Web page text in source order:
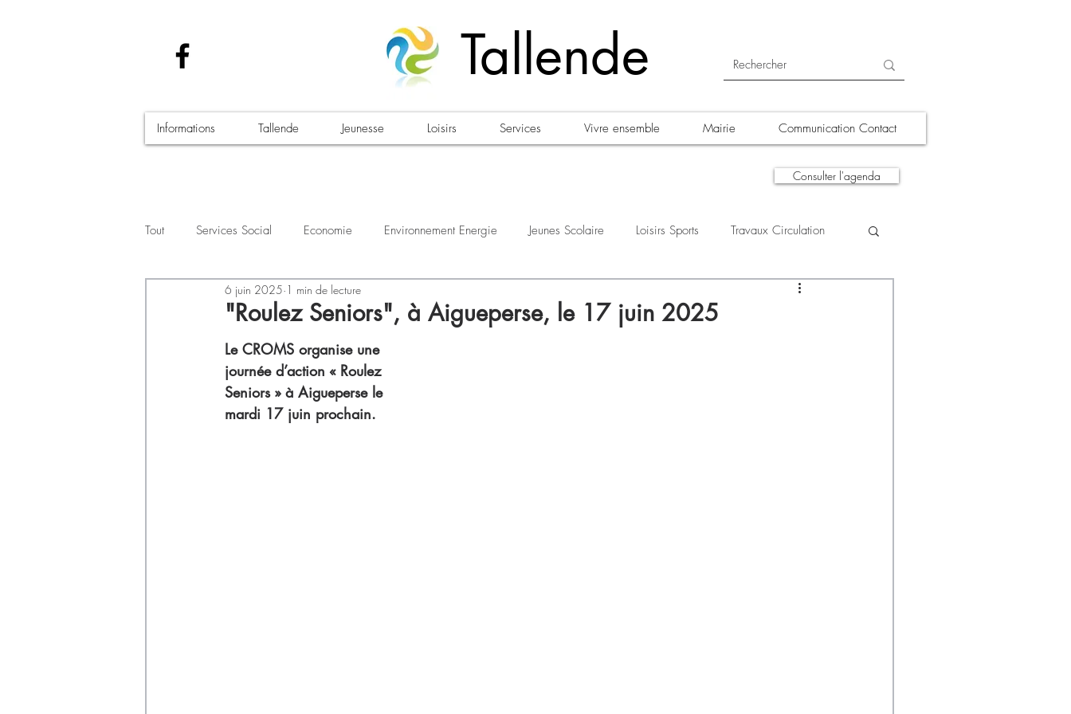
Tallende
Informations Tallende Jeunesse Loisirs Services Vivre ensemble Mairie Communication Contact
Consulter l'agenda
Tout Services Social Economie Environnement Energie Jeunes Scolaire Loisirs Sports Travaux Circulation
Santé - Covid-19 Culture Manifestations A la une
"Roulez Seniors", à Aigueperse, le 17 juin 2025
6 juin 2025 1 min de lecture
Le CROMS organise une
journée d’action « Roulez
Seniors » à Aigueperse le
mardi 17 juin prochain.